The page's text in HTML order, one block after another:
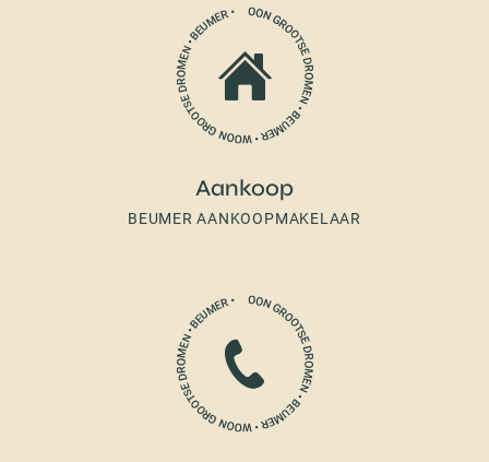
Aankoop
BEUMER AANKOOPMAKELAAR